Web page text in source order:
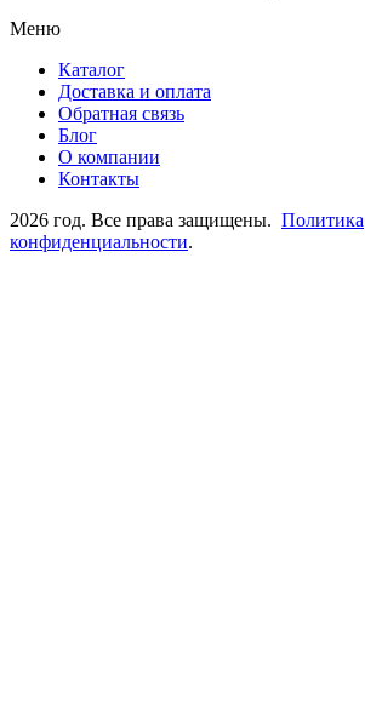
Меню
Каталог
Доставка и оплата
Обратная связь
Блог
О компании
Контакты
2026 год. Все права защищены. Политика
конфиденциальности.